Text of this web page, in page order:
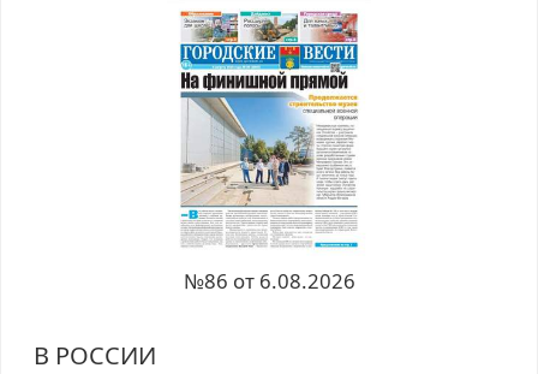
№86 от 6.08.2026
В РОССИИ